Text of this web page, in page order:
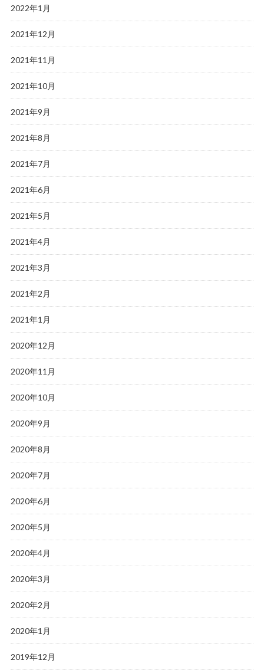
2022年1月
2021年12月
2021年11月
2021年10月
2021年9月
2021年8月
2021年7月
2021年6月
2021年5月
2021年4月
2021年3月
2021年2月
2021年1月
2020年12月
2020年11月
2020年10月
2020年9月
2020年8月
2020年7月
2020年6月
2020年5月
2020年4月
2020年3月
2020年2月
2020年1月
2019年12月